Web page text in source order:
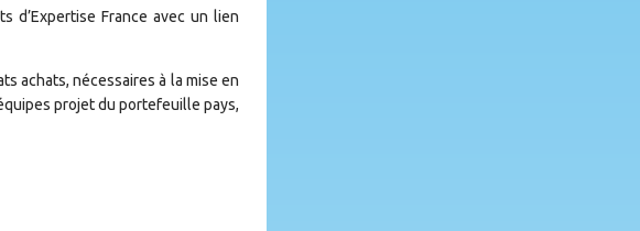
d’Expertise France avec un lien
achats, nécessaires à la mise en
projet du portefeuille pays,